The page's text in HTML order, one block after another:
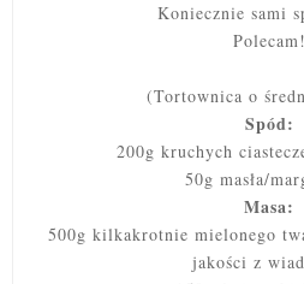
Koniecznie sami
Polecam!
(Tortownica o
Spód:
200g kruchych
50g masła/
Masa:
500g kilkakrotnie mielonego
jakości z